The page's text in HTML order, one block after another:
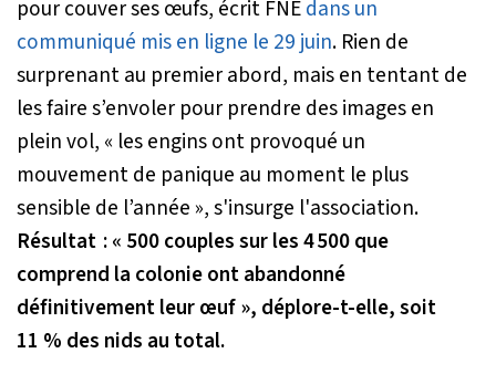
pour couver ses œufs, écrit FNEdans un
communiqué mis en ligne le 29 juin. Rien de
surprenant au premier abord, mais en tentant de
les faire s’envoler pour prendre des images en
plein vol, « les engins ont provoqué un
mouvement de panique au moment le plus
sensible de l’année », s'insurge l'association.
Résultat :« 500 couples sur les 4 500 que
comprend la colonie ont abandonné
définitivement leur œuf », déplore-t-elle, soit
11 % des nids au total.